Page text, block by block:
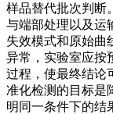
样品替代批次判断
与端部处理以及运
失效模式和原始曲
异常，实验室应按
过程，使最终结论
准化检测的目标是
明同一条件下的结